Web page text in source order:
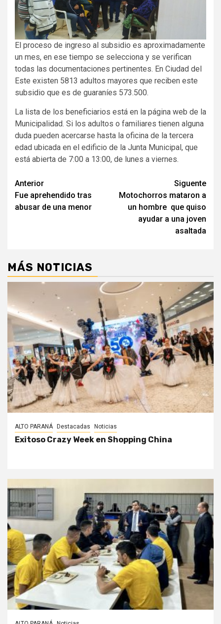
El proceso de ingreso al subsidio es aproximadamente
un mes, en ese tiempo se selecciona y se verifican
todas las documentaciones pertinentes. En Ciudad del
Este existen 5813 adultos mayores que reciben este
subsidio que es de guaraníes 573.500.
La lista de los beneficiarios está en la página web de la
Municipalidad. Si los adultos o familiares tienen alguna
duda pueden acercarse hasta la oficina de la tercera
edad ubicada en el edificio de la Junta Municipal, que
está abierta de 7:00 a 13:00, de lunes a viernes.
Navegación
de
Anterior
Fue aprehendido tras
abusar de una menor
Siguente
Motochorros mataron a
un hombre que quiso
ayudar a una joven
asaltada
MÁS NOTICIAS
ALTO PARANÁ Destacadas Noticias
Exitoso Crazy Week en Shopping China